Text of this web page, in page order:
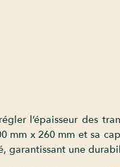
l’épaisseur des
mm x 260 mm et sa
garantissant une